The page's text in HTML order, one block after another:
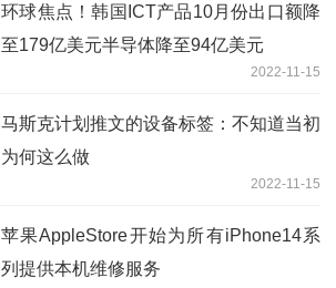
环球焦点！韩国ICT产品10月份出口额降
至179亿美元半导体降至94亿美元
2022-11-15
马斯克计划推文的设备标签：不知道当初
为何这么做
2022-11-15
苹果AppleStore开始为所有iPhone14系
列提供本机维修服务